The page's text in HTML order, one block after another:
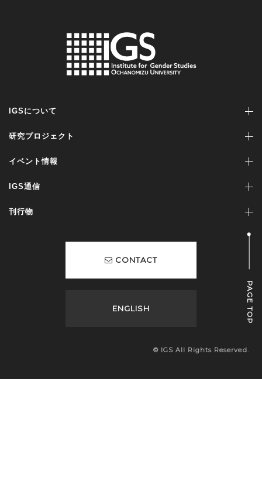
IGSについて
研究プロジェクト
イベント情報
IGS通信
刊行物
CONTACT
ENGLISH
© IGS All Rights Reserved.
PAGE TOP